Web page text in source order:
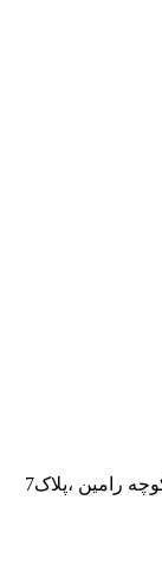
رامین ،پلاک7